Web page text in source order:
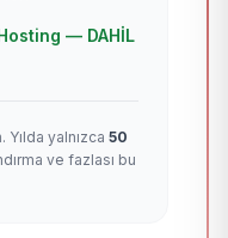
— DAHİL
yalnızca 50
ve fazlası bu